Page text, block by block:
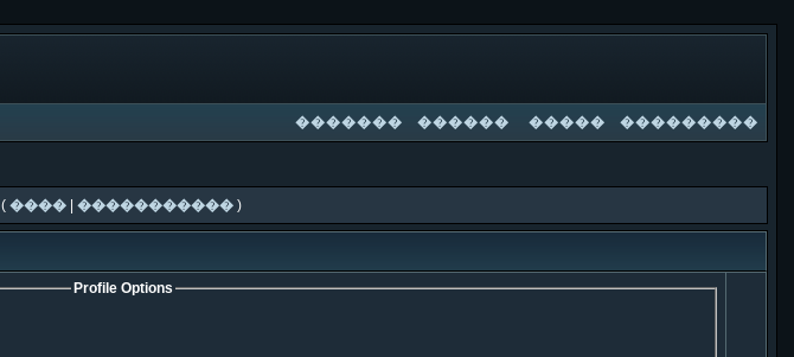
������� ������ ����� ���������
(���� |����������� )
Profile Options